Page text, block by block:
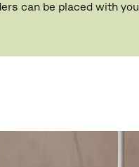
can be placed with